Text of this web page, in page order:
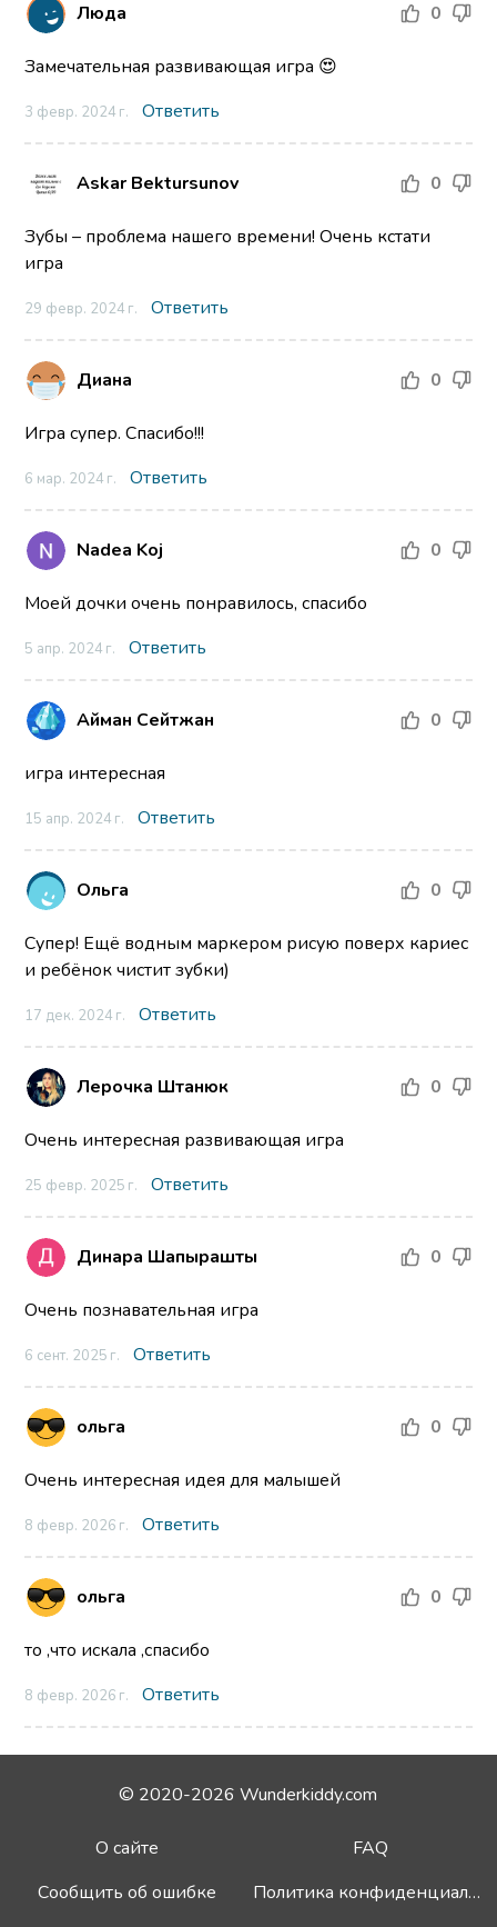
Люда 0
Замечательная развивающая игра 😍
3 февр. 2024 г. Ответить
Askar Bektursunov 0
Зубы – проблема нашего времени! Очень кстати
игра
29 февр. 2024 г. Ответить
Диана 0
Игра супер. Спасибо!!!
6 мар. 2024 г. Ответить
Nadea Koj 0
Моей дочки очень понравилось, спасибо
5 апр. 2024 г. Ответить
Айман Сейтжан 0
игра интересная
15 апр. 2024 г. Ответить
Ольга 0
Супер! Ещё водным маркером рисую поверх кариес
и ребёнок чистит зубки)
17 дек. 2024 г. Ответить
Лерочка Штанюк 0
Очень интересная развивающая игра
25 февр. 2025 г. Ответить
Динара Шапырашты 0
Очень познавательная игра
6 сент. 2025 г. Ответить
ольга 0
Очень интересная идея для малышей
8 февр. 2026 г. Ответить
ольга 0
то ,что искала ,спасибо
8 февр. 2026 г. Ответить
© 2020-2026 Wunderkiddy.com
О сайте
FAQ
Сообщить об ошибке
Политика конфиденциальности